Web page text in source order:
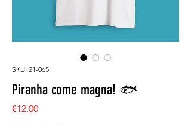
SKU: 21-065
Piranha come magna! 🐟
€12.00Price